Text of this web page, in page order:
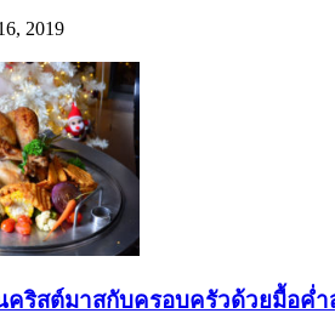
2019
คริสต์มาสกับครอบครัวด้วยมื้อค่ำ